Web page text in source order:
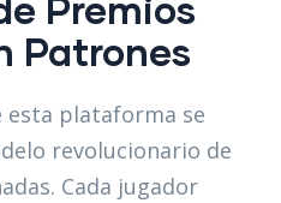
Premios
Patrones
esta plataforma se
revolucionario de
Cada jugador